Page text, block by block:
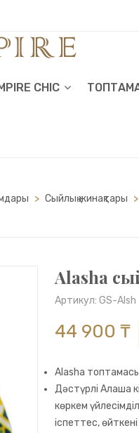
CHIC
> Сыйлық жинақтары >
Alasha
Артикул: GS-Alsh
44 900 ₸
Alasha
Дәстүрлі Алаша
көркем
іспеттес, өйткені